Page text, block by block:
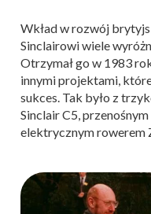
Wkład w rozwój
Sinclairowi wiele
Otrzymał go w 1983
innymi projektami,
sukces. Tak było z
Sinclair C5,
elektrycznym rowerem